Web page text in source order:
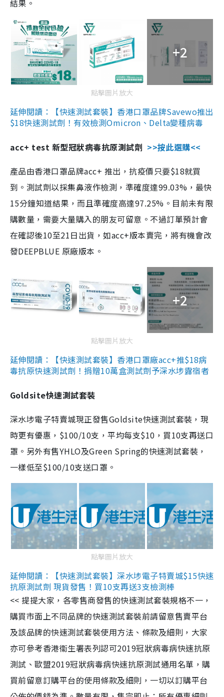
結果。
+2
點擊圖片放大
延伸閱讀：【快速測試套裝】香港口罩品牌Savewo推出
$18快速測試劑！有效檢測Omicron、Delta變種病毒
acc+ test 新型冠狀病毒抗原測試劑 >>按此選購<<
產品由香港口罩品牌acc+ 推出，抗疫價只要$18就買
到。測試劑以採集鼻液作檢測，準確度達99.03%，最快
15分鐘知道結果，而且準確度高達97.25%。目前未有限
購數量，需要大量購入的朋友可留意。不過訂單預計會
在確認後10至21日出貨，如acc+版本賣完，將有機會改
發DEEPBLUE 原廠版本。
+2
點擊圖片放大
延伸閱讀：【快速測試套裝】香港口罩廠acc+推$18病
毒抗原快速測試劑！捐贈10萬盒測試劑予深水埗露宿者
Goldsite快速測試套裝
深水埗電子特賣城現正發售Goldsite快速測試套裝，現
時更有優惠，$100/10支，平均每支$10，買10支再送口
罩。另外有售YHLO及Green Spring的快速測試套裝，
一樣低至$100/10支送口罩。
點擊圖片放大
延伸閱讀：【快速測試套裝】深水埗電子特賣城$15快速
抗原測試劑 現貨發售！買10支再送3支檢測棒
<< 提提大家，各零售商發售的快速測試套裝規格不一，
購買市面上不同品牌的快速測試套裝前請留意售賣平台
及該品牌的快速測試套裝使用方法、條款及細則，大家
亦可參考香港衞生署表列認可2019冠狀病毒病快速抗原
測試、歐盟2019冠狀病毒病快速抗原測試通用名單，購
買前留意訂購平台的使用條款及細則，一切以訂購平台